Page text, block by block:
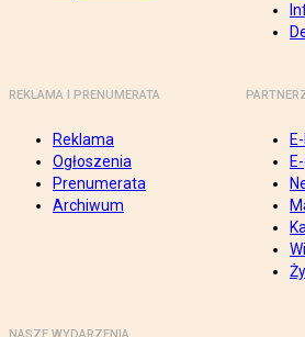
REKLAMA I PRENUMERATA
Reklama
Ogłoszenia
Prenumerata
Archiwum